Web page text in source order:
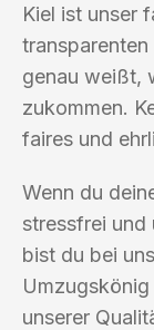
Kiel ist unser
genau weißt,
zukommen.
faires und
Wenn du
stressfrei und
bist du bei
unserer